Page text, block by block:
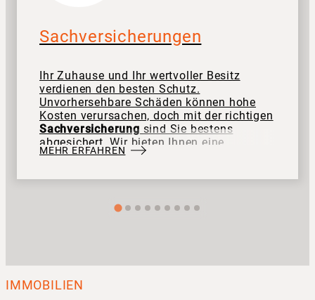
Sachversicherungen
Ihr Zuhause und Ihr wertvoller Besitz
verdienen den besten Schutz.
Unvorhersehbare Schäden können hohe
Kosten verursachen, doch mit der richtigen
Sachversicherung sind Sie bestens
abgesichert. Wir bieten Ihnen eine
maßgeschneiderteVersicherungsberatung
persönlichem Service zur Seite.
Lösung für Ihre Sicherheit und Ihr gutes
MEHR ERFAHREN
IMMOBILIEN